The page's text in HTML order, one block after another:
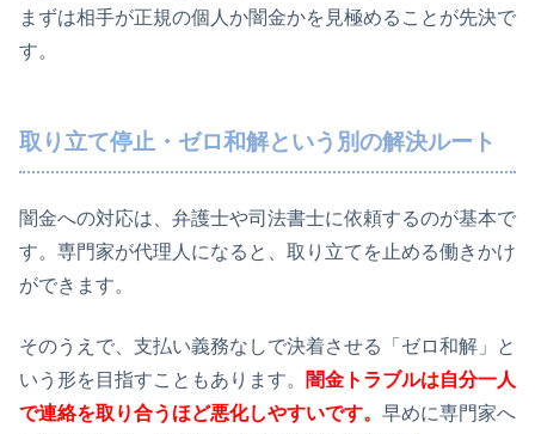
まずは相手が正規の個人か闇金かを見極めることが先決で
す。
取り立て停止・ゼロ和解という別の解決ルート
闇金への対応は、弁護士や司法書士に依頼するのが基本で
す。専門家が代理人になると、取り立てを止める働きかけ
ができます。
そのうえで、支払い義務なしで決着させる「ゼロ和解」と
いう形を目指すこともあります。
闇金トラブルは自分一人
で連絡を取り合うほど悪化しやすいです。 早めに専門家へ